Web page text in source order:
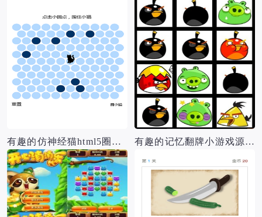
有趣的仿神经猫html5圈小猫游戏源码 有趣的记忆翻牌小游戏源码